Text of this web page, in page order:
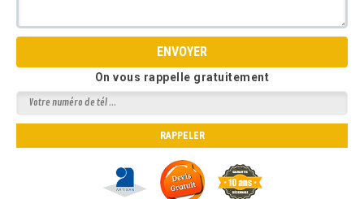
On vous rappelle gratuitement